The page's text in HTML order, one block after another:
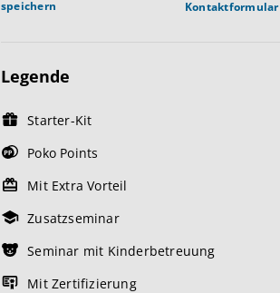
speichern
Kontaktformular
Legende
Starter-Kit
Poko Points
Mit Extra Vorteil
Zusatzseminar
Seminar mit Kinderbetreuung
Mit Zertifizierung